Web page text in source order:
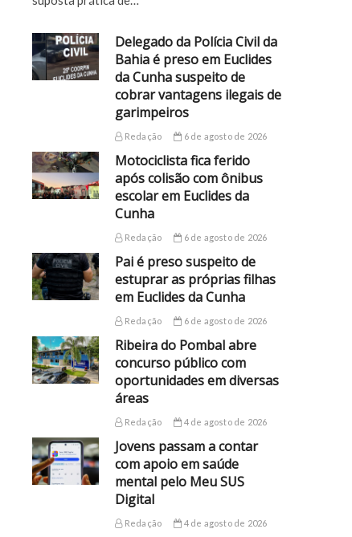
Delegado da Polícia Civil da
Bahia é preso em Euclides
da Cunha suspeito de
cobrar vantagens ilegais de
garimpeiros
Redação 6 de agosto de 2026
Motociclista fica ferido
após colisão com ônibus
escolar em Euclides da
Cunha
Redação 6 de agosto de 2026
Pai é preso suspeito de
estuprar as próprias filhas
em Euclides da Cunha
Redação 6 de agosto de 2026
Ribeira do Pombal abre
concurso público com
oportunidades em diversas
áreas
Redação 4 de agosto de 2026
Jovens passam a contar
com apoio em saúde
mental pelo Meu SUS
Digital
Redação 4 de agosto de 2026